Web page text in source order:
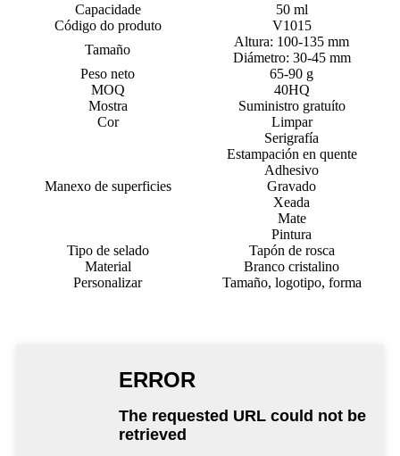
Capacidade
50 ml
Código do produto
V1015
Tamaño
Altura: 100-135 mm
Diámetro: 30-45 mm
Peso neto
65-90 g
MOQ
40HQ
Mostra
Suministro gratuíto
Cor
Limpar
Manexo de superficies
Serigrafía
Estampación en quente
Adhesivo
Gravado
Xeada
Mate
Pintura
Tipo de selado
Tapón de rosca
Material
Branco cristalino
Personalizar
Tamaño, logotipo, forma